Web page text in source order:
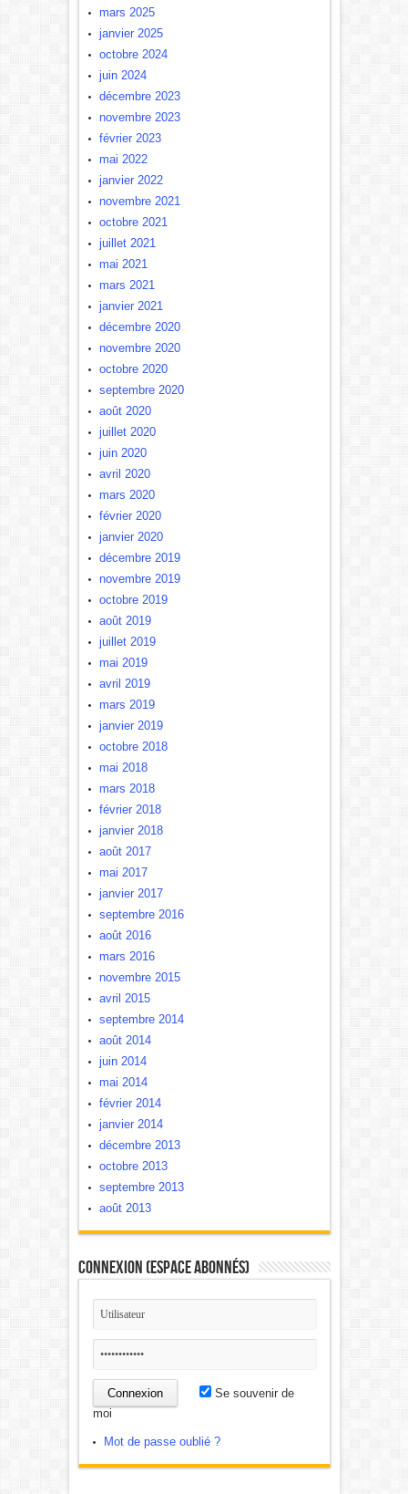
mars 2025
janvier 2025
octobre 2024
juin 2024
décembre 2023
novembre 2023
février 2023
mai 2022
janvier 2022
novembre 2021
octobre 2021
juillet 2021
mai 2021
mars 2021
janvier 2021
décembre 2020
novembre 2020
octobre 2020
septembre 2020
août 2020
juillet 2020
juin 2020
avril 2020
mars 2020
février 2020
janvier 2020
décembre 2019
novembre 2019
octobre 2019
août 2019
juillet 2019
mai 2019
avril 2019
mars 2019
janvier 2019
octobre 2018
mai 2018
mars 2018
février 2018
janvier 2018
août 2017
mai 2017
janvier 2017
septembre 2016
août 2016
mars 2016
novembre 2015
avril 2015
septembre 2014
août 2014
juin 2014
mai 2014
février 2014
janvier 2014
décembre 2013
octobre 2013
septembre 2013
août 2013
Connexion (Espace Abonnés)
Se souvenir de
moi
Mot de passe oublié ?